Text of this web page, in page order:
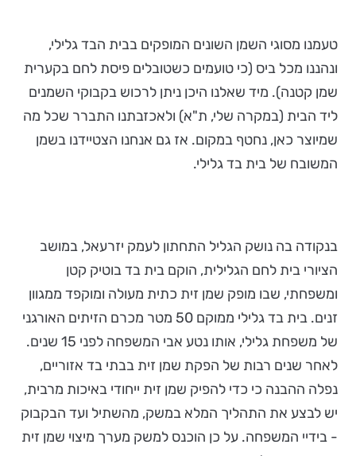
טעמנו מסוגי השמן השונים המופקים בבית הבד גלילי,
ונהננו מכל ביס (כי טועמים כשטובלים פיסת לחם בקערית
שמן קטנה). מיד שאלנו היכן ניתן לרכוש בקבוקי השמנים
ליד הבית (במקרה שלי, ת"א) ולאכזבתנו התברר שכל מה
שמיוצר כאן, נחטף במקום. אז גם אנחנו הצטיידנו בשמן
המשובח של בית בד גלילי.
בנקודה בה נושק הגליל התחתון לעמק יזרעאל, במושב
הציורי בית לחם הגלילית, הוקם בית בד בוטיק קטן
ומשפחתי, שבו מופק שמן זית כתית מעולה ומוקפד ממגוון
זנים. בית בד גלילי ממוקם 50 מטר מכרם הזיתים האורגני
של משפחת גלילי, אותו נטע אבי המשפחה לפני 15 שנים.
לאחר שנים רבות של הפקת שמן זית בבתי בד אזוריים,
נפלה ההבנה כי כדי להפיק שמן זית ייחודי באיכות מרבית,
יש לבצע את התהליך המלא במשק, מהשתיל ועד הבקבוק
- בידיי המשפחה. על כן הוכנס למשק מערך מיצוי שמן זית